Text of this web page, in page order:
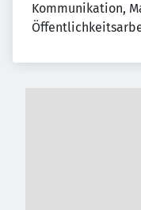
Kommunikation,